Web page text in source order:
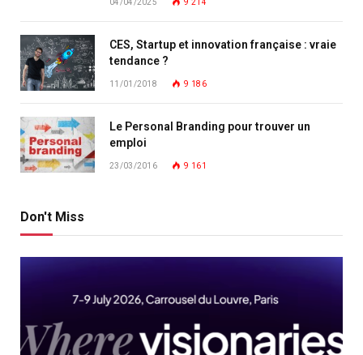
04/04/2025 9 214
CES, Startup et innovation française : vraie
tendance ?
11/01/2018 9 186
Le Personal Branding pour trouver un
emploi
23/03/2016 9 161
Don't Miss